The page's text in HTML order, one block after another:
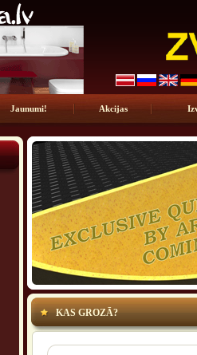
Jaunumi! Akcijas
KAS GROZĀ?